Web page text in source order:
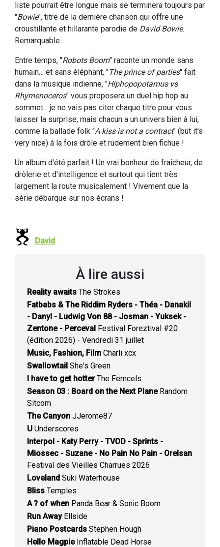
liste pourrait être longue mais se terminera toujours par
"Bowie", titre de la dernière chanson qui offre une
croustillante et hillarante parodie de David Bowie.
Remarquable.
Entre temps, "Robots Boom" raconte un monde sans
humain… et sans éléphant, "The prince of parties" fait
dans la musique indienne, "Hiphopopotamus vs
Rhymenoceros" vous proposera un duel hip hop au
sommet... je ne vais pas citer chaque titre pour vous
laisser la surprise, mais chacun a un univers bien à lui,
comme la ballade folk "A kiss is not a contract" (but it's
very nice) à la fois drôle et rudement bien fichue !
Un album d'été parfait ! Un vrai bonheur de fraîcheur, de
drôlerie et d'intelligence et surtout qui tient très
largement la route musicalement ! Vivement que la
série débarque sur nos écrans !
David
À lire aussi
Reality awaits The Strokes
Fatbabs & The Riddim Ryders - Théa - Danakil
- Danyl - Ludwig Von 88 - Josman - Yuksek -
Zentone - Perceval Festival Foreztival #20
(édition 2026) - Vendredi 31 juillet
Music, Fashion, Film Charli xcx
Swallowtail She's Green
I have to get hotterThe Femcels
Season 03 : Board on the Next PlaneRandom
Sitcom
The Canyon JJerome87
U Underscores
Interpol - Katy Perry - TVOD - Sprints -
Miossec - Suzane - No Pain No Pain - Orelsan
Festival des Vieilles Charrues 2026
Loveland Suki Waterhouse
Bliss Temples
A ? of when Panda Bear & Sonic Boom
Run AwayEllside
Piano Postcards Stephen Hough
Hello MagpieInflatable Dead Horse